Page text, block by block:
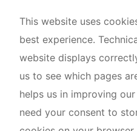
This website uses
best experience.
website displays
us to see which pages
helps us in improving
need your consent to